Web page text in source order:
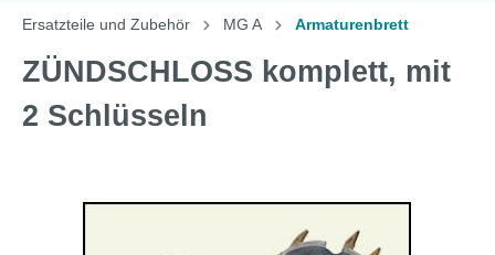
Ersatzteile und Zubehör MG A Armaturenbrett
ZÜNDSCHLOSS komplett, mit
2 Schlüsseln